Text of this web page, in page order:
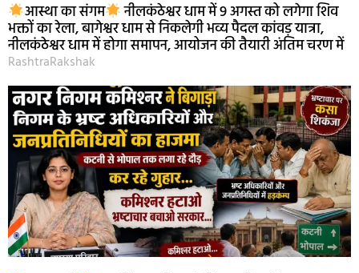
आस्था का संगम नीलकंठेश्वर धाम में 9 अगस्त को लगेगा शिव
भक्तों का रेला, बागेश्वर धाम से निकलेगी भव्य पैदल कांवड़ यात्रा,
नीलकंठेश्वर धाम में होगा समापन, आयोजन की तैयारी अंतिम चरण में
RashtraRakshak